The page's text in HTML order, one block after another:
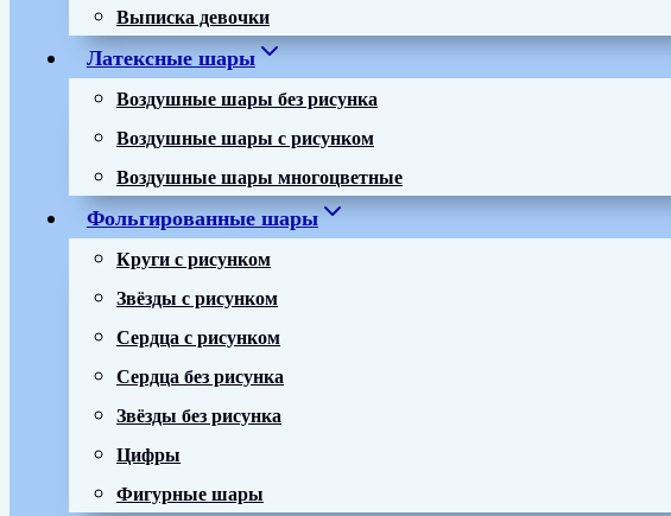
Выписка девочки
Латексные шары
Воздушные шары без рисунка
Воздушные шары с рисунком
Воздушные шары многоцветные
Фольгированные шары
Круги с рисунком
Звёзды с рисунком
Сердца с рисунком
Сердца без рисунка
Звёзды без рисунка
Цифры
Фигурные шары